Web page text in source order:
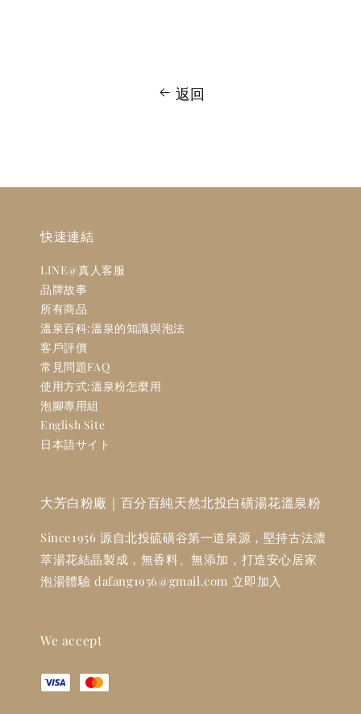
返回
快速連結
LINE@真人客服
品牌故事
所有商品
溫泉百科:溫泉的知識與泡法
客戶評價
常見問題FAQ
使用方式:溫泉粉怎麼用
泡腳專用組
English Site
日本語サイト
大芳白粉廠｜百分百純天然北投白磺湯花溫泉粉
Since1956 源自北投硫磺谷第一道泉源，堅持古法濃
萃湯花結晶製成，無香料、無添加，打造安心居家
泡湯體驗 dafang1956@gmail.com 立即加入
We accept